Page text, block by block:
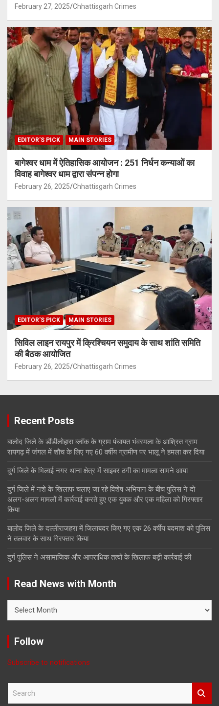
February 27, 2025 Chhattisgarh Crimes
EDITOR'S PICK MAIN STORIES
बागेश्वर धाम में ऐतिहासिक आयोजन : 251 निर्धन कन्याओं का
विवाह बागेश्वर धाम द्वारा संपन्न होगा
February 26, 2025 Chhattisgarh Crimes
EDITOR'S PICK MAIN STORIES
सिविल लाइन रायपुर में क्रिश्चियन समुदाय के साथ शांति समिति
की बैठक आयोजित
February 26, 2025 Chhattisgarh Crimes
Recent Posts
बालोद जिले के डौंडीलोहारा ब्लॉक के ग्राम पंचायत भंवरमला के आश्रित ग्राम
रायगढ़ में जंगल में शौच के लिए गए 60 वर्षीय ग्रामीण पर भालू ने हमला कर दिया
दुर्ग जिले के भिलाई नगर थाना क्षेत्र में साइबर ठगी का मामला सामने आया
दुर्ग जिले में नशे के खिलाफ चलाए जा रहे विशेष अभियान के बीच पुलिस ने दो
अलग-अलग मामलों में कार्रवाई करते हुए एक युवक और एक महिला को गिरफ्तार
किया
बालोद जिले के दल्लीराजहरा में जिलाबदर किए गए एक 26 वर्षीय बदमाश को पुलिस
ने तलवार के साथ गिरफ्तार किया
दुर्ग पुलिस ने असामाजिक और आपराधिक तत्वों के खिलाफ बड़ी कार्रवाई की
Read News with Month
News
Month
Follow
Subscribe to notifications